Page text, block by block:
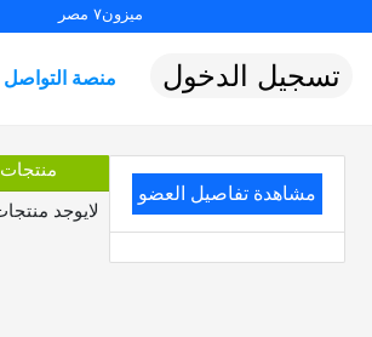
ميزون٧ مصر
منصة التواصل تسجيل الدخول
مشاهدة تفاصيل العضو
لايوجد